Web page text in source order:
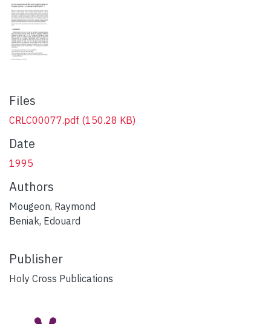
Files
CRLC00077.pdf (150.28 KB)
Date
1995
Authors
Mougeon, Raymond
Beniak, Edouard
Publisher
Holy Cross Publications